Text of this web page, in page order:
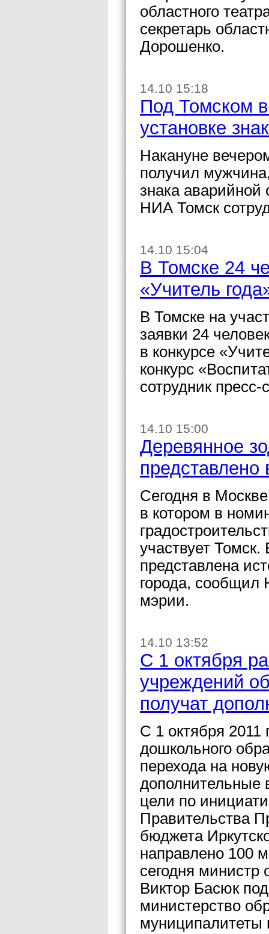
областного
секретарь
Дорошенко.
14.10 15:18
Под Томском
установке
Накануне
получил
знака аварийной
НИА Томск
14.10 15:04
В Томске 24
«Учитель
В Томске на
заявки 24
в конкурсе
конкурс
сотрудник
14.10 15:00
Деревянное
представлено
Сегодня в
в котором в
участвует Томск.
представлена
города, сообщил
мэрии.
14.10 13:52
С 1 октября
учреждений
получат
С 1 октября 2011
дошкольного
перехода на
дополнительные
цели по
Правительства
бюджета
направлено 100
сегодня министр
Виктор Басюк
министерство
муниципалитеты